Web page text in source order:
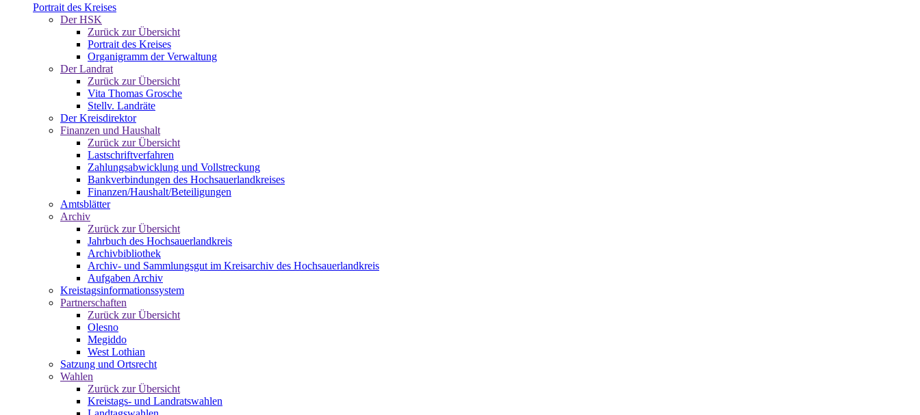
Portrait des Kreises
Der HSK
Zurück zur Übersicht
Portrait des Kreises
Organigramm der Verwaltung
Der Landrat
Zurück zur Übersicht
Vita Thomas Grosche
Stellv. Landräte
Der Kreisdirektor
Finanzen und Haushalt
Zurück zur Übersicht
Lastschriftverfahren
Zahlungsabwicklung und Vollstreckung
Bankverbindungen des Hochsauerlandkreises
Finanzen/Haushalt/Beteiligungen
Amtsblätter
Archiv
Zurück zur Übersicht
Jahrbuch des Hochsauerlandkreis
Archivbibliothek
Archiv- und Sammlungsgut im Kreisarchiv des Hochsauerlandkreis
Aufgaben Archiv
Kreistagsinformationssystem
Partnerschaften
Zurück zur Übersicht
Olesno
Megiddo
West Lothian
Satzung und Ortsrecht
Wahlen
Zurück zur Übersicht
Kreistags- und Landratswahlen